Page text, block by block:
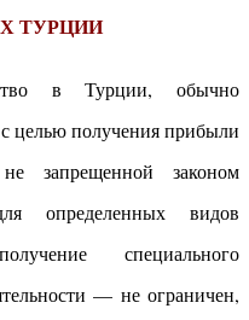
ТУРЦИИ
в Турции, обычно
целью получения прибыли
запрещенной законом
определенных видов
специального
— не ограничен,